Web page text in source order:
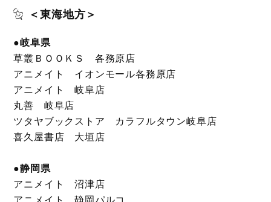
＜東海地方＞
●岐阜県
草叢ＢＯＯＫＳ 各務原店
アニメイト イオンモール各務原店
アニメイト 岐阜店
丸善 岐阜店
ツタヤブックストア カラフルタウン岐阜店
喜久屋書店 大垣店
●静岡県
アニメイト 沼津店
アニメイト 静岡パルコ